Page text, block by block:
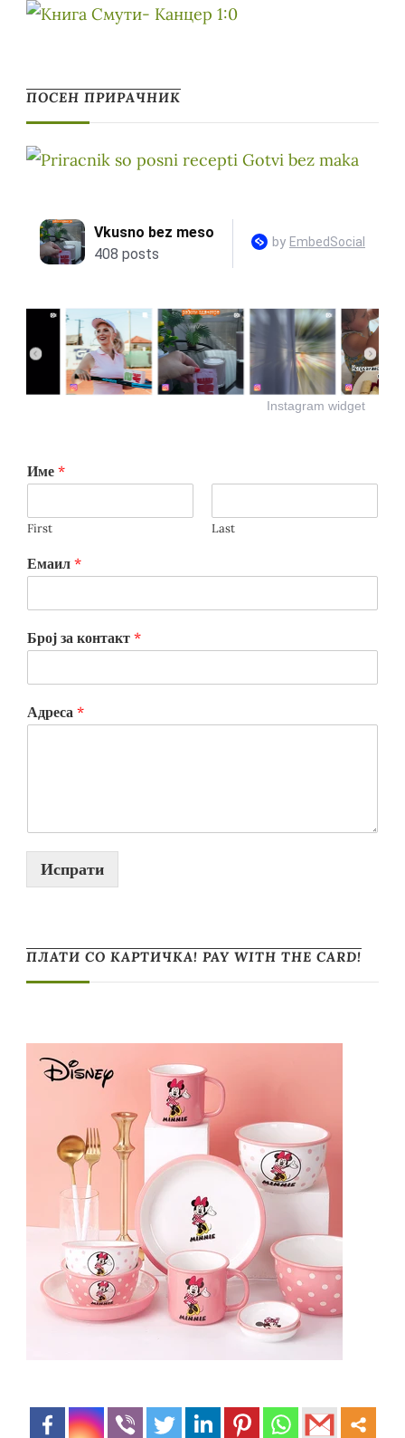
ПОСЕН ПРИРАЧНИК
Instagram widget
Име *
First Last
Емаил *
Број за контакт *
Адреса *
Испрати
ПЛАТИ СО КАРТИЧКА! PAY WITH THE CARD!